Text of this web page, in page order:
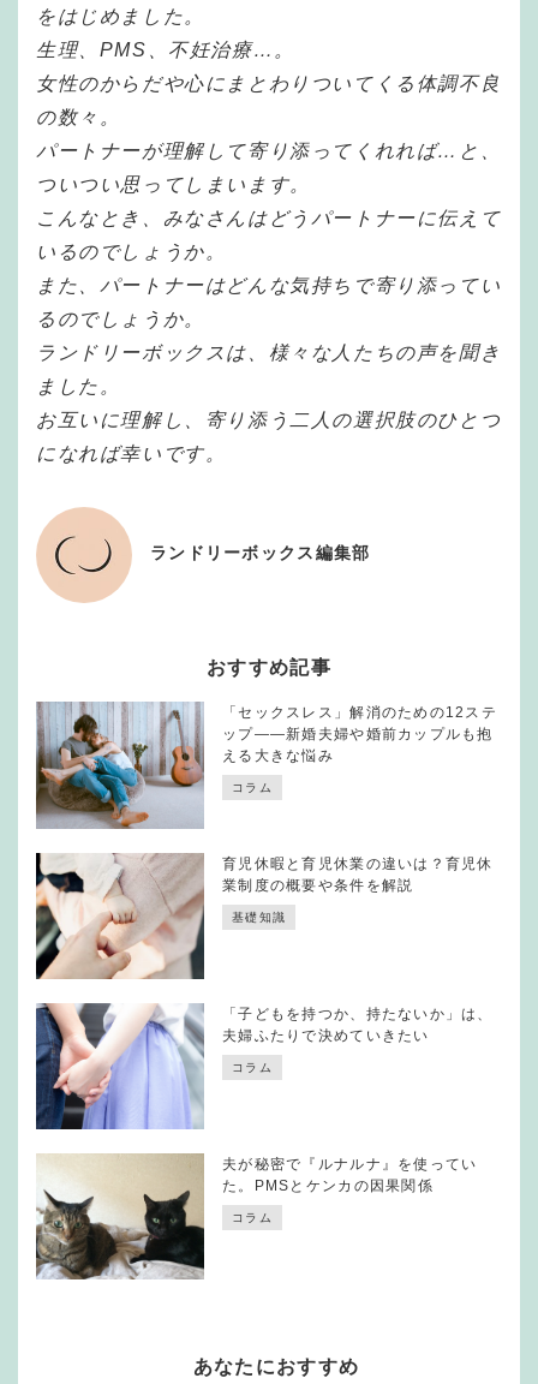
をはじめました。
生理、PMS、不妊治療…。
女性のからだや心にまとわりついてくる体調不良
の数々。
パートナーが理解して寄り添ってくれれば…と、
ついつい思ってしまいます。
こんなとき、みなさんはどうパートナーに伝えて
いるのでしょうか。
また、パートナーはどんな気持ちで寄り添ってい
るのでしょうか。
ランドリーボックスは、様々な人たちの声を聞き
ました。
お互いに理解し、寄り添う二人の選択肢のひとつ
になれば幸いです。
ランドリーボックス編集部
おすすめ記事
「セックスレス」解消のための12ステ
ップ——新婚夫婦や婚前カップルも抱
える大きな悩み
コラム
育児休暇と育児休業の違いは？育児休
業制度の概要や条件を解説
基礎知識
「子どもを持つか、持たないか」は、
夫婦ふたりで決めていきたい
コラム
夫が秘密で『ルナルナ』を使ってい
た。PMSとケンカの因果関係
コラム
あなたにおすすめ